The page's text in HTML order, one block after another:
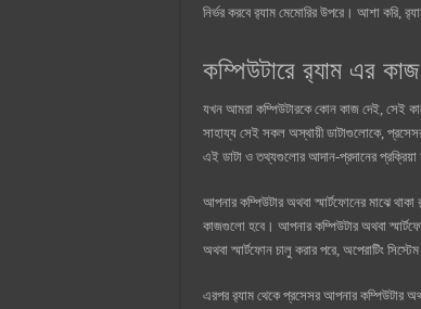
নির্ভর করবে র‍্যাম মেমোরির উপরে। আশা করি,
কম্পিউটারে র‍্যাম এর
যখন আমরা কম্পিউটারকে কোন কাজ দেই, সেই
সাহায্য সেই সকল অস্থায়ী ডাটাগুলোকে,
এই ডাটা ও তথ্যগুলোর আদান-প্রদানের
আপনার কম্পিউটার অথবা স্মার্টফোনের মাঝে
কাজগুলো হবে। আপনার কম্পিউটার অথবা
অথবা স্মার্টফোন চালু করার পরে, অপেরাটিং
এরপর র‍্যাম থেকে প্রসেসর আপনার কম্পিউটার